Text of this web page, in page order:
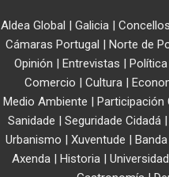
Aldea Global | Galicia|
Cámaras Portugal | Norte de
Opinión | Entrevistas | Política
Comercio | Cultura |
Medio Ambiente | Participación
Sanidade | Seguridade Cidadá |
Urbanismo | Xuventude |
Axenda| Historia|